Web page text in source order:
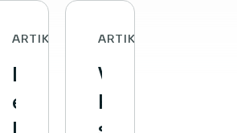
ARTIKEL
Decathlon
erreicht
ARTIKEL
Vusion
baut